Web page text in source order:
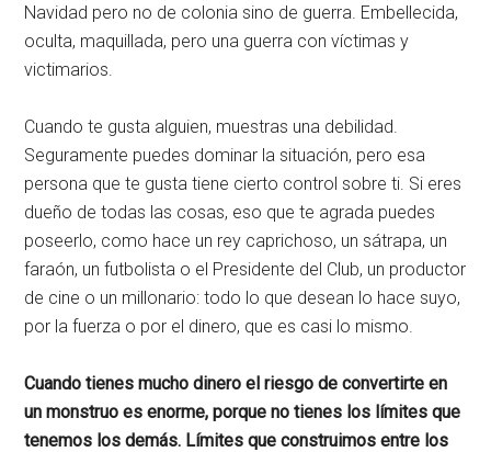
Navidad pero no de colonia sino de guerra. Embellecida,
oculta, maquillada, pero una guerra con víctimas y
victimarios.
Cuando te gusta alguien, muestras una debilidad.
Seguramente puedes dominar la situación, pero esa
persona que te gusta tiene cierto control sobre ti. Si eres
dueño de todas las cosas, eso que te agrada puedes
poseerlo, como hace un rey caprichoso, un sátrapa, un
faraón, un futbolista o el Presidente del Club, un productor
de cine o un millonario: todo lo que desean lo hace suyo,
por la fuerza o por el dinero, que es casi lo mismo.
Cuando tienes mucho dinero el riesgo de convertirte en
un monstruo es enorme, porque no tienes los límites que
tenemos los demás. Límites que construimos entre los